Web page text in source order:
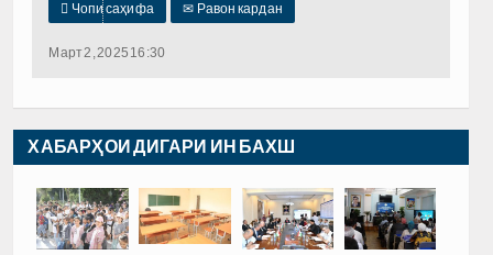
 Чопи саҳифа ✉ Равон кардан
Март 2, 2025 16:30
ХАБАРҲОИ ДИГАРИ ИН БАХШ